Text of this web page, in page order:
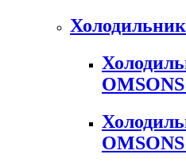
OMSONS
OMSONS